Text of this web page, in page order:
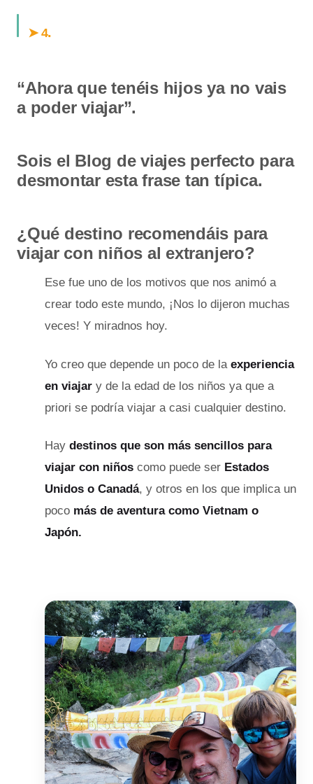
➤ 4.
“Ahora que tenéis hijos ya no vais
a poder viajar”.
Sois el Blog de viajes perfecto para
desmontar esta frase tan típica.
¿Qué destino recomendáis para
viajar con niños al extranjero?
Ese fue uno de los motivos que nos animó a
crear todo este mundo, ¡Nos lo dijeron muchas
veces! Y miradnos hoy.
Yo creo que depende un poco de la experiencia
en viajar y de la edad de los niños ya que a
priori se podría viajar a casi cualquier destino.
Hay destinos que son más sencillos para
viajar con niños como puede ser Estados
Unidos o Canadá, y otros en los que implica un
poco más de aventura como Vietnam o
Japón.